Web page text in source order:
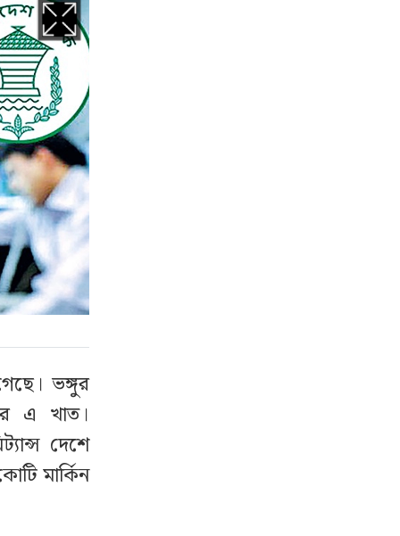
ভঙ্গুর
এ খাত।
দেশে
মার্কিন